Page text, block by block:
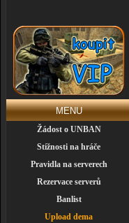
MENU
Žádost o UNBAN
Stížnosti na hráče
Pravidla na serverech
Rezervace serverů
Banlist
Upload dema